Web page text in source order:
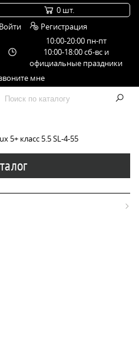
10:00-20:00 пн-пт
10:00-18:00 сб-вс и
официальные праздники
мне
0 шт.
Войти
Регистрация
класс 5.5 SL-4-55